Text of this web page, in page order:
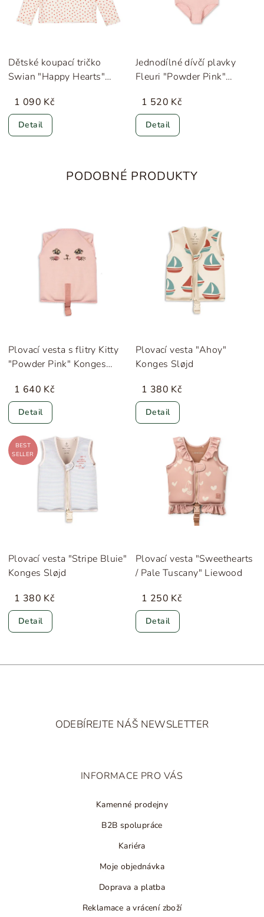
Dětské koupací tričko
Swian "Happy Hearts"
1 090 Kč
Detail
Jednodílné dívčí plavky
Fleuri "Powder Pink"
1 520 Kč
Detail
PODOBNÉ PRODUKTY
Plovací vesta s flitry Kitty
"Powder Pink" Konges
1 640 Kč
Detail
Plovací vesta "Ahoy"
Konges Sløjd
1 380 Kč
Detail
BEST
SELLER
Plovací vesta "Stripe Bluie"
Konges Sløjd
1 380 Kč
Detail
Plovací vesta "Sweethearts
/ Pale Tuscany" Liewood
1 250 Kč
Detail
ODEBÍREJTE NÁŠ NEWSLETTER
INFORMACE PRO VÁS
Kamenné prodejny
B2B spolupráce
Kariéra
Moje objednávka
Doprava a platba
Reklamace a vrácení zboží